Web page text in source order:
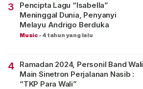
3
Pencipta Lagu “Isabella”
Meninggal Dunia, Penyanyi
Melayu Andrigo Berduka
Music - 4 tahun yang lalu
4
Ramadan 2024, Personil Band Wali
Main Sinetron Perjalanan Nasib :
“TKP Para Wali”